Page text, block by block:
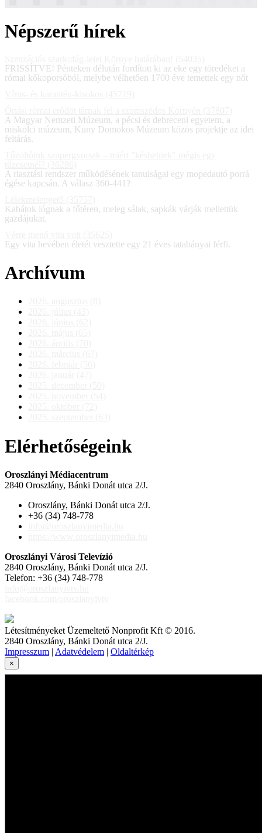
Népszerű hírek
FRISSÍTVE! Pénteken délután fordított ki az eke egy töredéket a
római kőkoporsóból, melybe vélhetően 1700 éve temettek egy nőt
A Magyar Nemzeti Múzeum, a pécsi és debreceni egyetem, a
miskolci múzeum, Kuny Domokos Múzeum közös projektje az idei
feltárás.
A riasztási rendszer működésének tanulságai egy mopedautó porrá
égése kapcsán. A válasz 360-441?
Kabátok lógnak a főtéren, meleg sálak, sapkák várják mellettük
gazdájukat.
Egy vita hevében életét vesztette egy 21 éves tatabányai férfi.
Archívum
Elérhetőségeink
Oroszlányi Médiacentrum
2840 Oroszlány, Bánki Donát utca 2/J.
Oroszlány, Bánki Donát utca 2/J.
+36 (34) 748-778
Oroszlányi Városi Televízió
2840 Oroszlány, Bánki Donát utca 2/J.
Telefon: +36 (34) 748-778
Létesítményeket Üzemeltető Nonprofit Kft © 2016.
2840 Oroszlány, Bánki Donát utca 2/J.
Impresszum | Adatvédelem | Oldaltérkép
×